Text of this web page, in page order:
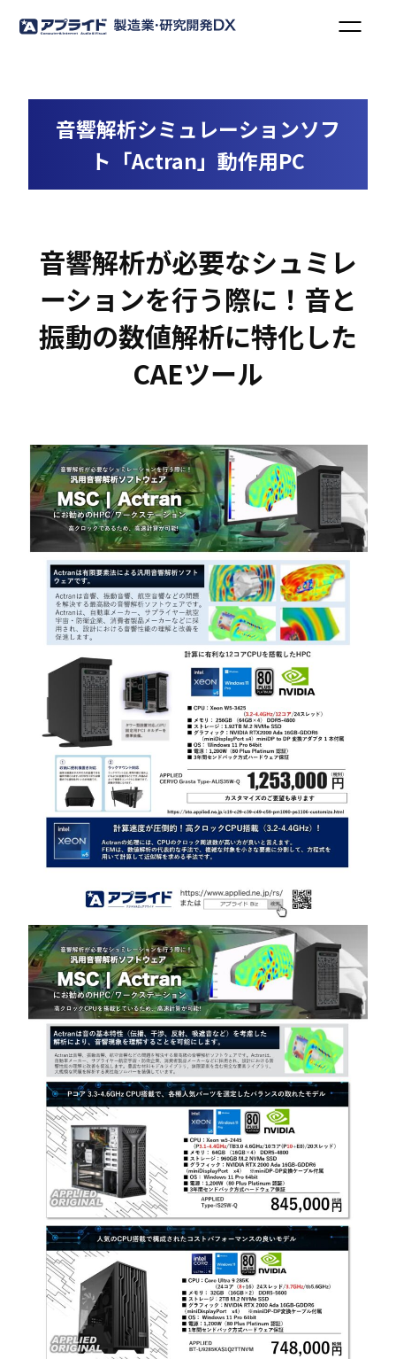
音響解析シミュレーションソフ
ト「Actran」動作用PC
音響解析が必要なシュミレ
ーションを行う際に！音と
振動の数値解析に特化した
CAEツール